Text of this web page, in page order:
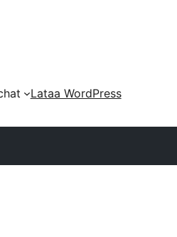
Lataa WordPress